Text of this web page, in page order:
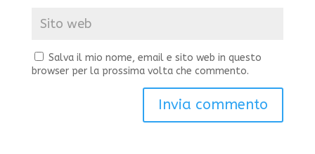
Salva il mio nome, email e sito web in questo
browser per la prossima volta che commento.